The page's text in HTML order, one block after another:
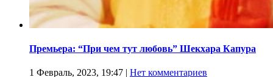
Премьера: “При чем тут любовь” Шекхара Капура
1 Февраль, 2023, 19:47 | Нет комментариев